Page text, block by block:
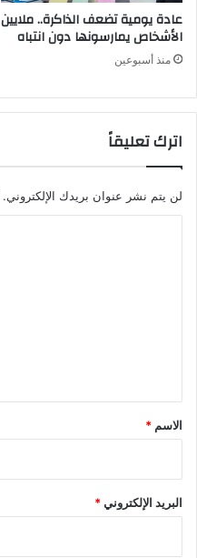
عادة يومية تضعف الذاكرة.. ملايين
الأشخاص يمارسونها دون انتباه
منذ أسبوعين
اترك تعليقاً
لن يتم نشر عنوان بريدك الإلكتروني.
*
الاسم *
البريد الإلكتروني*